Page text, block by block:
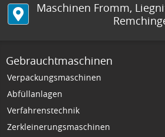
Maschinen Fromm,
Gebrauchtmaschinen
Verpackungsmaschinen
Abfüllanlagen
Verfahrenstechnik
Zerkleinerungsmaschinen